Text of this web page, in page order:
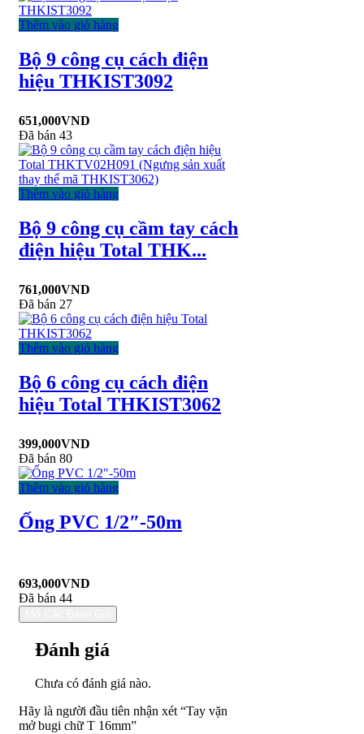
Thêm vào giỏ hàng
Bộ 9 công cụ cách điện
hiệu THKIST3092
651,000VND
Đã bán 43
Thêm vào giỏ hàng
Bộ 9 công cụ cầm tay cách
điện hiệu Total THK...
761,000VND
Đã bán 27
Thêm vào giỏ hàng
Bộ 6 công cụ cách điện
hiệu Total THKIST3062
399,000VND
Đã bán 80
Thêm vào giỏ hàng
Ống PVC 1/2″-50m
693,000VND
Đã bán 44
Đánh giá
Chưa có đánh giá nào.
Hãy là người đầu tiên nhận xét “Tay vặn
mở bugi chữ T 16mm”